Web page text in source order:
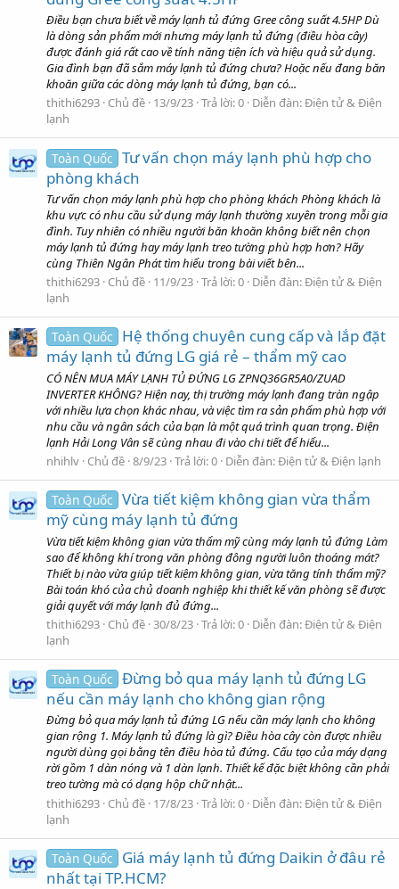
Điều bạn chưa biết về máy lạnh tủ đứng Gree công suất 4.5HP Dù
là dòng sản phẩm mới nhưng máy lạnh tủ đứng (điều hòa cây)
được đánh giá rất cao về tính năng tiện ích và hiệu quả sử dụng.
Gia đình bạn đã sắm máy lạnh tủ đứng chưa? Hoặc nếu đang băn
khoăn giữa các dòng máy lạnh tủ đứng, bạn có...
thithi6293 Chủ đề 13/9/23 Trả lời: 0 Diễn đàn:Điện tử & Điện
lạnh
Toàn Quốc Tư vấn chọn máy lạnh phù hợp cho
phòng khách
Tư vấn chọn máy lạnh phù hợp cho phòng khách Phòng khách là
khu vực có nhu cầu sử dụng máy lạnh thường xuyên trong mỗi gia
đình. Tuy nhiên có nhiều người băn khoăn không biết nên chọn
máy lạnh tủ đứng hay máy lạnh treo tường phù hợp hơn? Hãy
cùng Thiên Ngân Phát tìm hiểu trong bài viết bên...
thithi6293 Chủ đề 11/9/23 Trả lời: 0 Diễn đàn:Điện tử & Điện
lạnh
Toàn Quốc
Hệ thống chuyên cung cấp và lắp đặt
máy lạnh tủ đứng LG giá rẻ – thẩm mỹ cao
CÓ NÊN MUA MÁY LẠNH TỦ ĐỨNG LG ZPNQ36GR5A0/ZUAD
INVERTER KHÔNG? Hiện nay, thị trường máy lạnh đang tràn ngập
với nhiều lựa chọn khác nhau, và việc tìm ra sản phẩm phù hợp với
nhu cầu và ngân sách của bạn là một quá trình quan trọng. Điện
lạnh Hải Long Vân sẽ cùng nhau đi vào chi tiết để hiểu...
nhihlv Chủ đề 8/9/23 Trả lời: 0 Diễn đàn:Điện tử & Điện lạnh
Toàn Quốc Vừa tiết kiệm không gian vừa thẩm
mỹ cùng máy lạnh tủ đứng
Vừa tiết kiệm không gian vừa thẩm mỹ cùng máy lạnh tủ đứng Làm
sao để không khí trong văn phòng đông người luôn thoáng mát?
Thiết bị nào vừa giúp tiết kiệm không gian, vừa tăng tính thẩm mỹ?
Bài toán khó của chủ doanh nghiệp khi thiết kế văn phòng sẽ được
giải quyết với máy lạnh đủ đứng...
thithi6293 Chủ đề 30/8/23 Trả lời: 0 Diễn đàn:Điện tử & Điện
lạnh
Toàn Quốc Đừng bỏ qua máy lạnh tủ đứng LG
nếu cần máy lạnh cho không gian rộng
Đừng bỏ qua máy lạnh tủ đứng LG nếu cần máy lạnh cho không
gian rộng 1. Máy lạnh tủ đứng là gì? Điều hòa cây còn được nhiều
người dùng gọi bằng tên điều hòa tủ đứng. Cấu tạo của máy dạng
rời gồm 1 dàn nóng và 1 dàn lạnh. Thiết kế đặc biệt không cần phải
treo tường mà có dạng hộp chữ nhật...
thithi6293 Chủ đề 17/8/23 Trả lời: 0 Diễn đàn:Điện tử & Điện
lạnh
Toàn Quốc
Giá máy lạnh tủ đứng Daikin ở đâu rẻ
nhất tại TP.HCM?